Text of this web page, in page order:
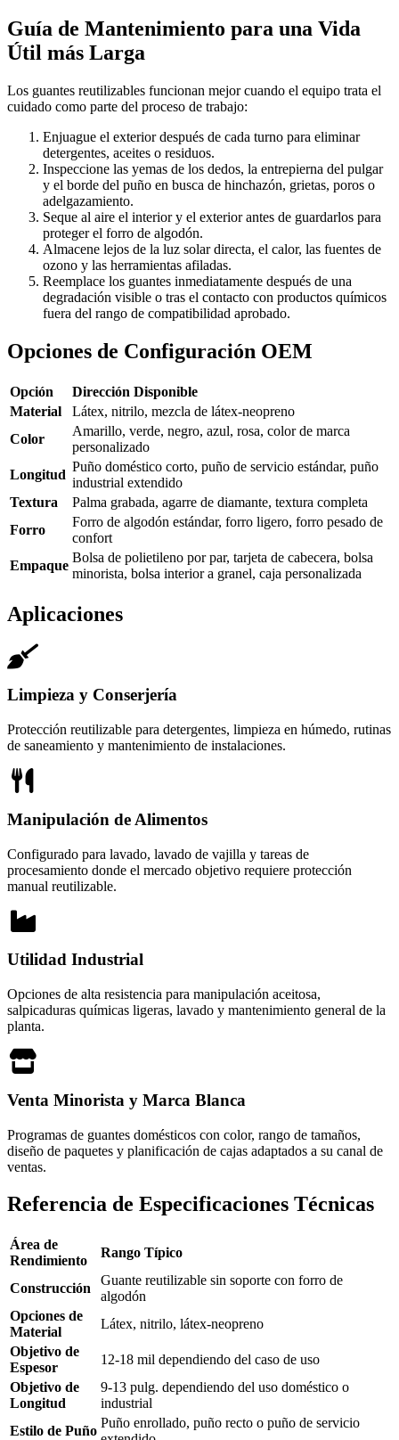
Guía de Mantenimiento para una Vida
Útil más Larga
Los guantes reutilizables funcionan mejor cuando el equipo trata el
cuidado como parte del proceso de trabajo:
Enjuague el exterior después de cada turno para eliminar
detergentes, aceites o residuos.
Inspeccione las yemas de los dedos, la entrepierna del pulgar
y el borde del puño en busca de hinchazón, grietas, poros o
adelgazamiento.
Seque al aire el interior y el exterior antes de guardarlos para
proteger el forro de algodón.
Almacene lejos de la luz solar directa, el calor, las fuentes de
ozono y las herramientas afiladas.
Reemplace los guantes inmediatamente después de una
degradación visible o tras el contacto con productos químicos
fuera del rango de compatibilidad aprobado.
Opciones de Configuración OEM
Opción
Dirección Disponible
Material
Látex, nitrilo, mezcla de látex-neopreno
Color
Amarillo, verde, negro, azul, rosa, color de marca
personalizado
Longitud
Puño doméstico corto, puño de servicio estándar, puño
industrial extendido
Textura
Palma grabada, agarre de diamante, textura completa
Forro
Forro de algodón estándar, forro ligero, forro pesado de
confort
Empaque
Bolsa de polietileno por par, tarjeta de cabecera, bolsa
minorista, bolsa interior a granel, caja personalizada
Aplicaciones
Limpieza y Conserjería
Protección reutilizable para detergentes, limpieza en húmedo, rutinas
de saneamiento y mantenimiento de instalaciones.
Manipulación de Alimentos
Configurado para lavado, lavado de vajilla y tareas de
procesamiento donde el mercado objetivo requiere protección
manual reutilizable.
Utilidad Industrial
Opciones de alta resistencia para manipulación aceitosa,
salpicaduras químicas ligeras, lavado y mantenimiento general de la
planta.
Venta Minorista y Marca Blanca
Programas de guantes domésticos con color, rango de tamaños,
diseño de paquetes y planificación de cajas adaptados a su canal de
ventas.
Referencia de Especificaciones Técnicas
Área de
Rendimiento
Rango Típico
Construcción
Guante reutilizable sin soporte con forro de
algodón
Opciones de
Material
Látex, nitrilo, látex-neopreno
Objetivo de
Espesor
12-18 mil dependiendo del caso de uso
Objetivo de
Longitud
9-13 pulg. dependiendo del uso doméstico o
industrial
Estilo de Puño
Puño enrollado, puño recto o puño de servicio